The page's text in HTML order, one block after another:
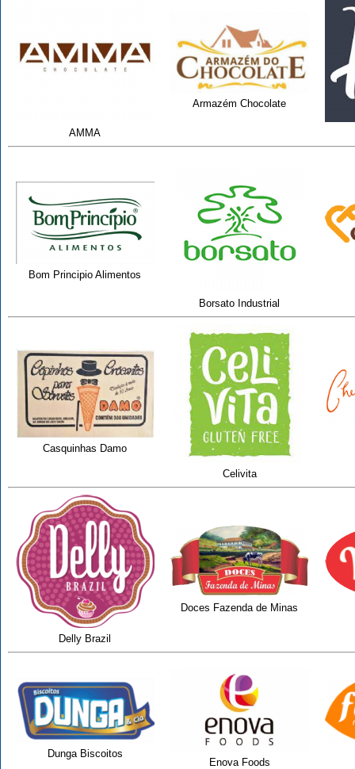
AMMA
Armazém Chocolate
Bom Principio Alimentos
Borsato Industrial
Casquinhas Damo
Celivita
Delly Brazil
Doces Fazenda de Minas
Dunga Biscoitos
Enova Foods